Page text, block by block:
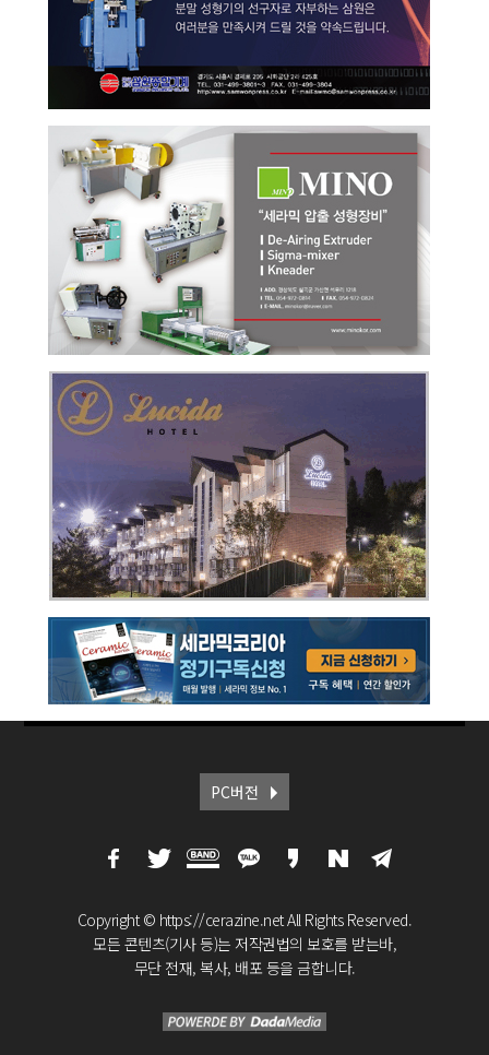
PC버전
Copyright © https://cerazine.net All Rights Reserved.
모든 콘텐츠(기사 등)는 저작권법의 보호를 받는바,
무단 전재, 복사, 배포 등을 금합니다.